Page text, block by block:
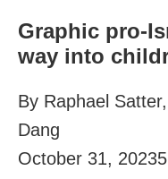
Graphic pro-
way into
By Raphael
Dang
October 31,